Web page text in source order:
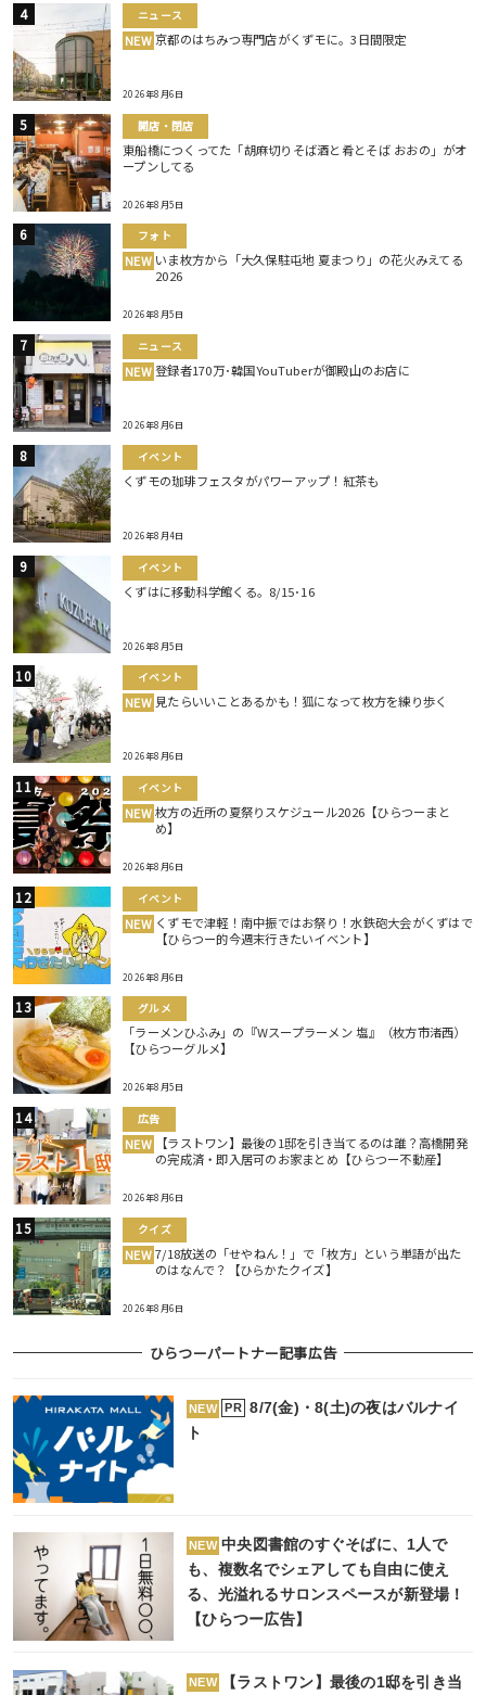
ニュース
NEW 京都のはちみつ専門店がくずモに。3日間限定
2026年8月6日
開店・閉店
東船橋につくってた「胡麻切りそば酒と肴とそば おおの」がオ
ープンしてる
2026年8月5日
フォト
NEW いま枚方から「大久保駐屯地 夏まつり」の花火みえてる
2026
2026年8月5日
ニュース
NEW 登録者170万･韓国YouTuberが御殿山のお店に
2026年8月6日
イベント
くずモの珈琲フェスタがパワーアップ！紅茶も
2026年8月4日
イベント
くずはに移動科学館くる。8/15･16
2026年8月5日
イベント
NEW 見たらいいことあるかも！狐になって枚方を練り歩く
2026年8月6日
イベント
NEW 枚方の近所の夏祭りスケジュール2026【ひらつーまと
め】
2026年8月6日
イベント
NEW くずモで津軽！南中振ではお祭り！水鉄砲大会がくずはで
【ひらつー的今週末行きたいイベント】
2026年8月6日
グルメ
「ラーメンひふみ」の『Wスープラーメン 塩』（枚方市渚西）
【ひらつーグルメ】
2026年8月5日
広告
NEW
【ラストワン】最後の1邸を引き当てるのは誰？高橋開発
の完成済・即入居可のお家まとめ【ひらつー不動産】
2026年8月6日
クイズ
NEW 7/18放送の「せやねん！」で「枚方」という単語が出た
のはなんで？【ひらかたクイズ】
2026年8月6日
ひらつーパートナー記事広告
NEW PR
8/7(金)・8(土)の夜はバルナイ
ト
NEW 中央図書館のすぐそばに、1人で
も、複数名でシェアしても自由に使え
る、光溢れるサロンスペースが新登場！
【ひらつー広告】
NEW 【ラストワン】最後の1邸を引き当